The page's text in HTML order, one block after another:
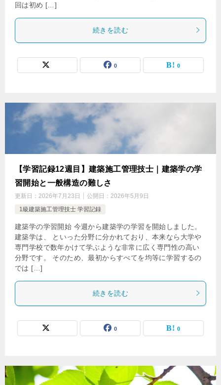
回は初め […]
続きを読む
0 0
【学習記録12週目】建築施工管理技士｜建築学の学
習開始と一般構造の難しさ
更新日： 2026年7月23日 公開日： 2026年5月9日
1級建築施工管理技士 学習記録
建築学の学習開始 今週から建築学の学習を開始しました。
建築学は、 といった分野に分かれており、本来なら大学や
専門学校で数年かけて学ぶような非常に広く専門性の高い
分野です。 そのため、最初からすべてを均等に学習するの
では […]
続きを読む
0 0